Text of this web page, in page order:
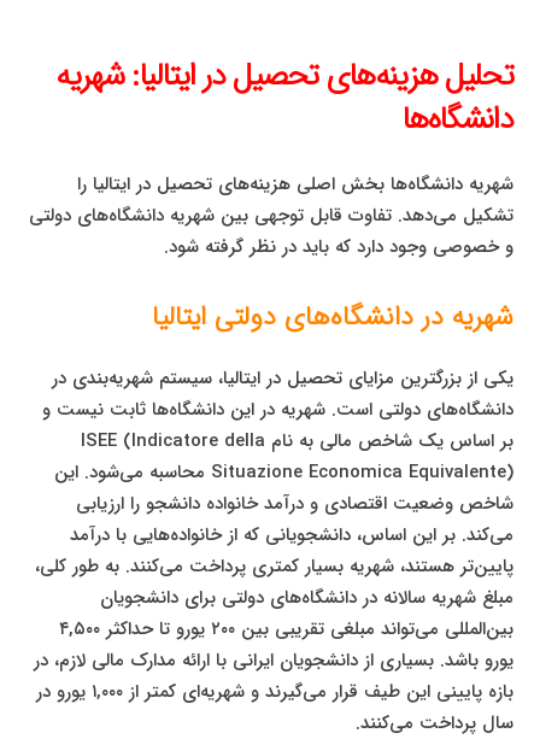
تحلیل هزینه‌های تحصیل در ایتالیا: شهریه
دانشگاه‌ها
شهریه دانشگاه‌ها بخش اصلی هزینه‌های تحصیل در ایتالیا را
تشکیل می‌دهد. تفاوت قابل توجهی بین شهریه دانشگاه‌های دولتی
و خصوصی وجود دارد که باید در نظر گرفته شود.
شهریه در دانشگاه‌های دولتی ایتالیا
یکی از بزرگترین مزایای تحصیل در ایتالیا، سیستم شهریه‌بندی در
دانشگاه‌های دولتی است. شهریه در این دانشگاه‌ها ثابت نیست و
بر اساس یک شاخص مالی به نام ISEE (Indicatore della
Situazione Economica Equivalente) محاسبه می‌شود. این
شاخص وضعیت اقتصادی و درآمد خانواده دانشجو را ارزیابی
می‌کند. بر این اساس، دانشجویانی که از خانواده‌هایی با درآمد
پایین‌تر هستند، شهریه بسیار کمتری پرداخت می‌کنند. به طور کلی،
مبلغ شهریه سالانه در دانشگاه‌های دولتی برای دانشجویان
بین‌المللی می‌تواند مبلغی تقریبی بین ۲۰۰ یورو تا حداکثر ۴,۵۰۰
یورو باشد. بسیاری از دانشجویان ایرانی با ارائه مدارک مالی لازم، در
بازه پایینی این طیف قرار می‌گیرند و شهریه‌ای کمتر از ۱,۰۰۰ یورو در
سال پرداخت می‌کنند.